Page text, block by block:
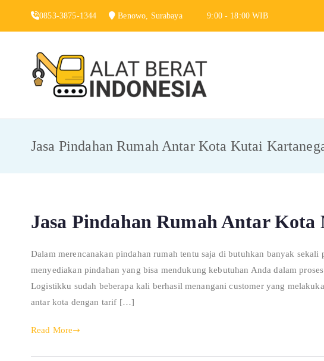
0853-3875-1344 Benowo, Surabaya 9:00 - 18:00 WIB
Jasa Pindahan Rumah Antar Kota Kutai
Jasa Pindahan Rumah Antar Kota
Dalam merencanakan pindahan rumah tentu saja di butuhkan banyak sekali
menyediakan pindahan yang bisa mendukung kebutuhan Anda dalam
Logistikku sudah beberapa kali berhasil menangani customer yang
antar kota dengan tarif […]
Read More